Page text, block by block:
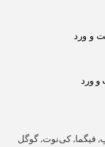
فیگما کی‌نوت گوگل